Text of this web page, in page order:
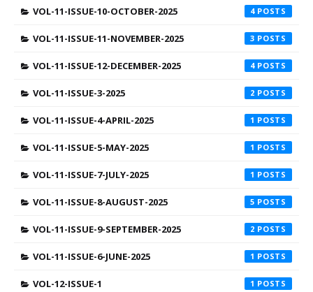
VOL-11-ISSUE-10-OCTOBER-2025 4
VOL-11-ISSUE-11-NOVEMBER-2025 3
VOL-11-ISSUE-12-DECEMBER-2025 4
VOL-11-ISSUE-3-2025 2
VOL-11-ISSUE-4-APRIL-2025 1
VOL-11-ISSUE-5-MAY-2025 1
VOL-11-ISSUE-7-JULY-2025 1
VOL-11-ISSUE-8-AUGUST-2025 5
VOL-11-ISSUE-9-SEPTEMBER-2025 2
VOL-11-ISSUE-6-JUNE-2025 1
VOL-12-ISSUE-1 1